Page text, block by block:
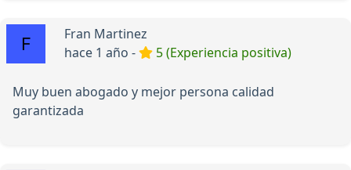
Fran Martinez
hace 1 año -
5 (Experiencia positiva)
Muy buen abogado y mejor persona calidad
garantizada